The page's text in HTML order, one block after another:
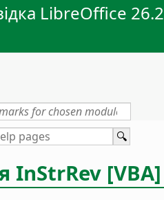
LibreOffice 26.2
InStrRev [VBA]